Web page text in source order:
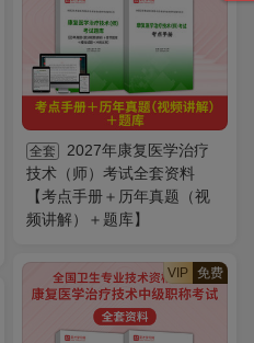
全套
2027年康复医学治疗
技术（师）考试全套资料
【考点手册＋历年真题（视
频讲解）＋题库】
VIP 免费